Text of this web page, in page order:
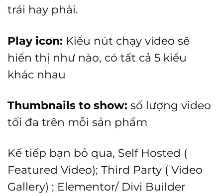
trái hay phải.
Play icon: Kiểu nút chạy video sẽ
hiển thị như nào, có tất cả 5 kiểu
khác nhau
Thumbnails to show: số lượng video
tối đa trên mỗi sản phẩm
Kế tiếp bạn bỏ qua, Self Hosted (
Featured Video); Third Party ( Video
Gallery) ; Elementor/ Divi Builder